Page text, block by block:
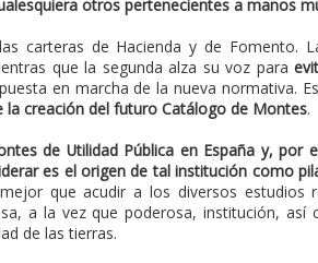
otros pertenecientes a manos
carteras de Hacienda y de Fomento.
que la segunda alza su voz para
en marcha de la nueva normativa.
la creación del futuro Catálogo de Montes.
de Utilidad Pública en España y, por
es el origen de tal institución como
que acudir a los diversos estudios
a la vez que poderosa, institución, así
de las tierras.